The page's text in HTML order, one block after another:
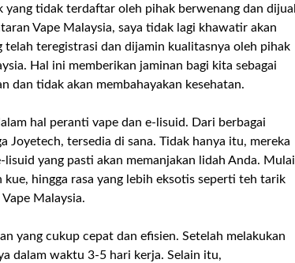
tidak terdaftar oleh pihak berwenang dan dijual
Vape Malaysia, saya tidak lagi khawatir akan
teregistrasi dan dijamin kualitasnya oleh pihak
Hal ini memberikan jaminan bagi kita sebagai
dan tidak akan membahayakan kesehatan.
hal peranti vape dan e-lisuid. Dari berbagai
Joyetech, tersedia di sana. Tidak hanya itu, mereka
yang pasti akan memanjakan lidah Anda. Mulai
hingga rasa yang lebih eksotis seperti teh tarik
Malaysia.
yang cukup cepat dan efisien. Setelah melakukan
dalam waktu 3-5 hari kerja. Selain itu,